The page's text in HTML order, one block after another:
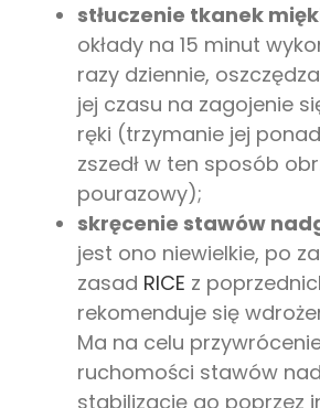
stłuczenie tkanek
okłady na 15 minut
razy dziennie,
jej czasu na zagojenie
ręki (trzymanie jej
zszedł w ten sposób
pourazowy);
skręcenie stawów
jest ono niewielkie, po
zasad RICE z
rekomenduje się
Ma na celu
ruchomości stawów
stabilizację go poprzez